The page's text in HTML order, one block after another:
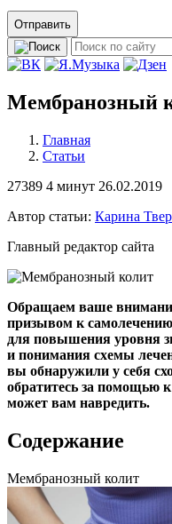
Отправить
Мембранозный
Главная
Статьи
27389 4 минут 26.02.2019
Автор статьи: Карина
Главный редактор сайта
Обращаем ваше
призывом к
для повышения уровня
и понимания схемы
вы обнаружили у себя
обратитесь за помощью
может вам навредить.
Содержание
Мембранозный колит